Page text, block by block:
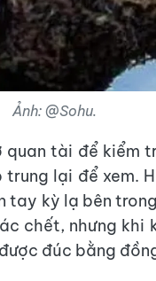
Ảnh: @Sohu.
tài để kiểm
lại để xem.
tay kỳ lạ bên
chết, nhưng khi
đúc bằng